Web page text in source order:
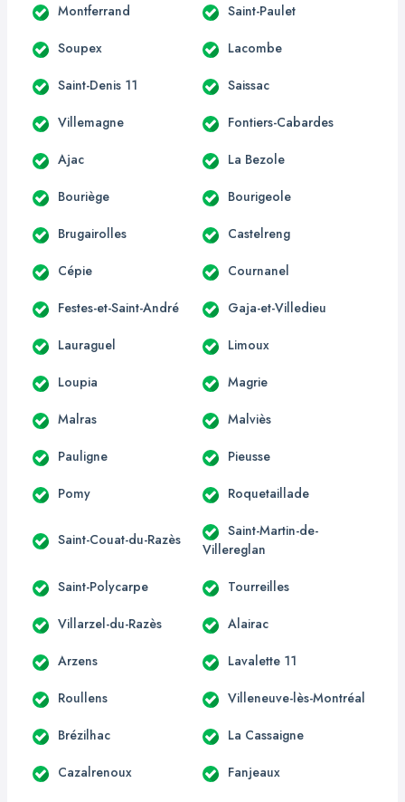
Montferrand Saint-Paulet
Soupex Lacombe
Saint-Denis 11 Saissac
Villemagne Fontiers-Cabardes
Ajac La Bezole
Bouriège Bourigeole
Brugairolles Castelreng
Cépie Cournanel
Festes-et-Saint-André Gaja-et-Villedieu
Lauraguel Limoux
Loupia Magrie
Malras Malviès
Pauligne Pieusse
Pomy Roquetaillade
Saint-Couat-du-Razès
Saint-Martin-de-
Villereglan
Saint-Polycarpe Tourreilles
Villarzel-du-Razès Alairac
Arzens Lavalette 11
Roullens Villeneuve-lès-Montréal
Brézilhac La Cassaigne
Cazalrenoux Fanjeaux